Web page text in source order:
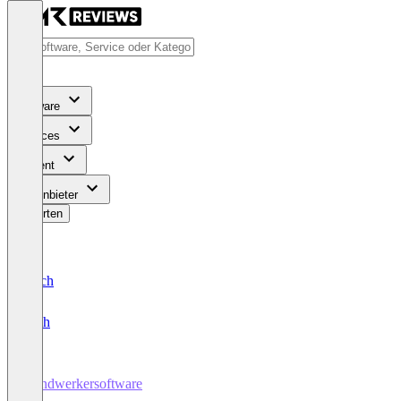
Software
Services
Content
Für Anbieter
Bewerten
Deutsch
English
Handwerkersoftware